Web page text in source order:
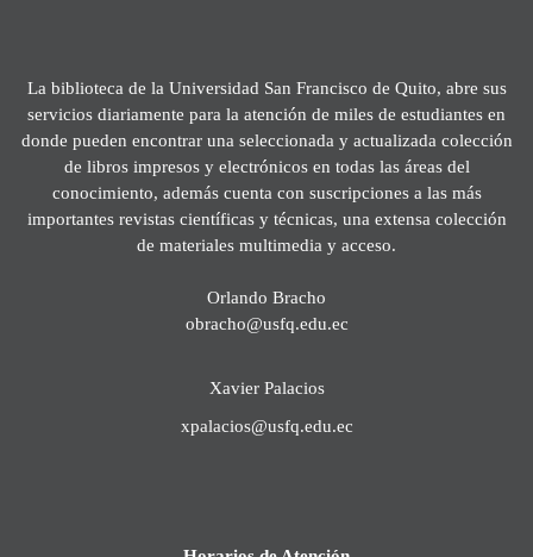
La biblioteca de la Universidad San Francisco de Quito, abre sus
servicios diariamente para la atención de miles de estudiantes en
donde pueden encontrar una seleccionada y actualizada colección
de libros impresos y electrónicos en todas las áreas del
conocimiento, además cuenta con suscripciones a las más
importantes revistas científicas y técnicas, una extensa colección
de materiales multimedia y acceso.
Orlando Bracho
obracho@usfq.edu.ec
Xavier Palacios
xpalacios@usfq.edu.ec